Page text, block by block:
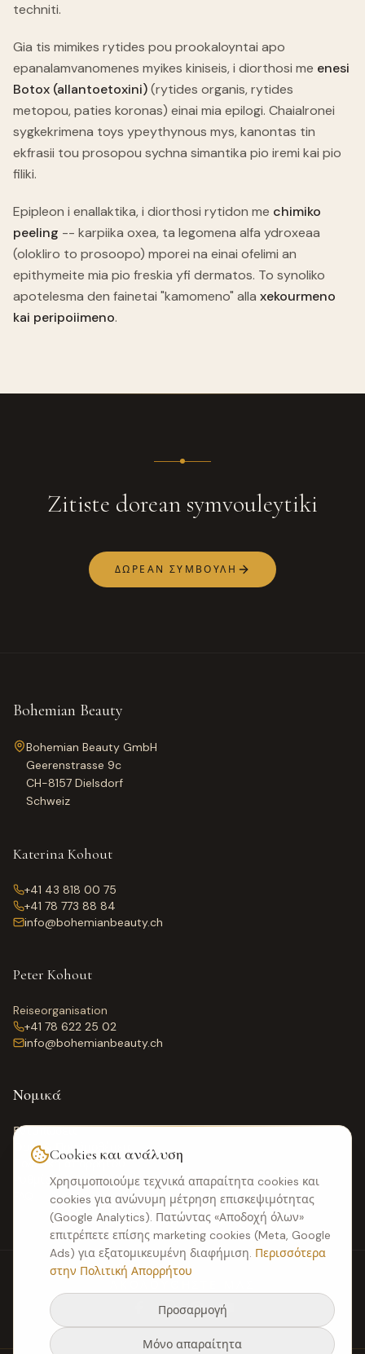
techniti.
Gia tis mimikes rytides pou prookaloyntai apo
epanalamvanomenes myikes kiniseis, i diorthosi me enesi
Botox (allantoetoxini)(rytides organis, rytides
metopou, paties koronas) einai mia epilogi. Chaialronei
sygkekrimena toys ypeythynous mys, kanontas tin
ekfrasii tou prosopou sychna simantika pio iremi kai pio
filiki.
Epipleon i enallaktika, i diorthosi rytidon me chimiko
peeling -- karpiika oxea, ta legomena alfa ydroxeaa
(olokliro to prosoopo) mporei na einai ofelimi an
epithymeite mia pio freskia yfi dermatos. To synoliko
apotelesma den fainetai "kamomeno" alla xekourmeno
kai peripoiimeno.
Zitiste dorean symvouleytiki
ΔΩΡΕΆΝ ΣΥΜΒΟΥΛΉ
Bohemian Beauty
Bohemian Beauty GmbH
Geerenstrasse 9c
CH-8157 Dielsdorf
Schweiz
Katerina Kohout
+41 43 818 00 75
+41 78 773 88 84
info@bohemianbeauty.ch
Peter Kohout
Reiseorganisation
+41 78 622 25 02
info@bohemianbeauty.ch
Νομικά
Εντυπώσεις
Όροι & Προϋποθέσεις
Πολιτική απορρήτου
Ρυθμίσεις cookies
Cookies και ανάλυση
Χρησιμοποιούμε τεχνικά απαραίτητα cookies και
cookies για ανώνυμη μέτρηση επισκεψιμότητας
(Google Analytics). Πατώντας «Αποδοχή όλων»
επιτρέπετε επίσης marketing cookies (Meta, Google
Ads) για εξατομικευμένη διαφήμιση. Περισσότερα
στην Πολιτική Απορρήτου
Προσαρμογή
Μόνο απαραίτητα